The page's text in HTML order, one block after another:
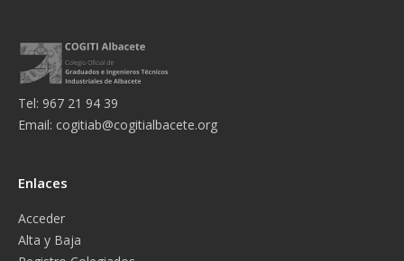
Tel: 967 21 94 39
Email: cogitiab@cogitialbacete.org
Enlaces
Acceder
Alta y Baja